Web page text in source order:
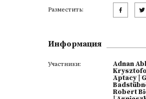
Разместить:
Информация
Участники: Adnan
Aptacy|
Robert